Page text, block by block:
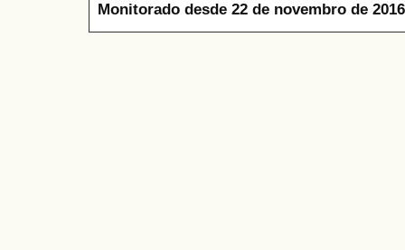
Monitorado desde 22 de novembro de